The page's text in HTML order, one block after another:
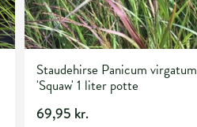
Staudehirse Panicum virgatum
'Squaw' 1 liter potte
69,95 kr.